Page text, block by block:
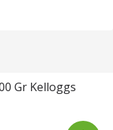
Gr Kelloggs